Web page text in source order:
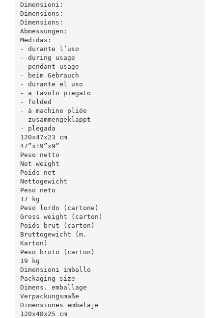
Dimensioni:
Dimensions:
Dimensions:
Abmessungen:
Medidas:
- durante l’uso
- during usage
- pendant usage
- beim Gebrauch
- durante el uso
- a tavolo piegato
- folded
- à machine pliée
- zusammengeklappt
- plegada
120x47x23 cm
47”x19”x9”
Peso netto
Net weight
Poids net
Nettogewicht
Peso neto
17 kg
Peso lordo (cartone)
Gross weight (carton)
Poids brut (carton)
Bruttogewicht (m.
Karton)
Peso bruto (carton)
19 kg
Dimensioni imballo
Packaging size
Dimens. emballage
Verpackungsmaße
Dimensiones embalaje
120x48x25 cm